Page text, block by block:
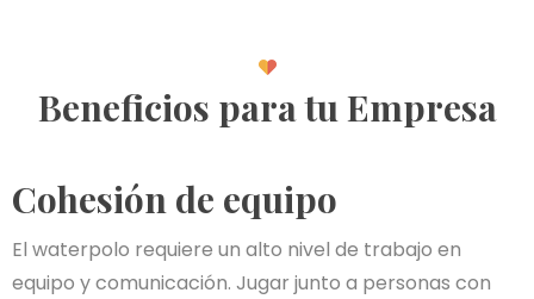
Beneficios para tu Empresa
Cohesión de equipo
El waterpolo requiere un alto nivel de trabajo en
equipo y comunicación. Jugar junto a personas con